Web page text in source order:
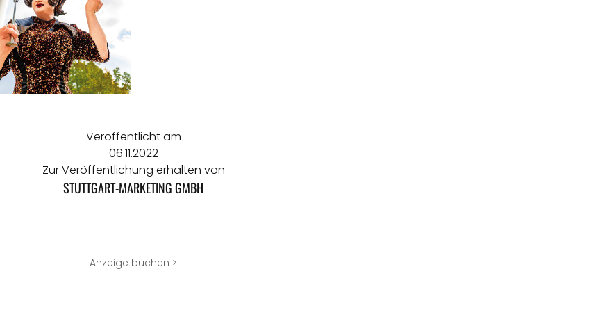
Veröffentlicht am
06.11.2022
Zur Veröffentlichung erhalten von
STUTTGART-MARKETING GMBH
Anzeige buchen >